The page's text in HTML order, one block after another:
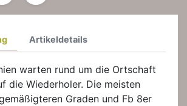
Artikeldetails
warten rund um die Ortschaft
die Wiederholer. Die meisten
Graden und Fb 8er